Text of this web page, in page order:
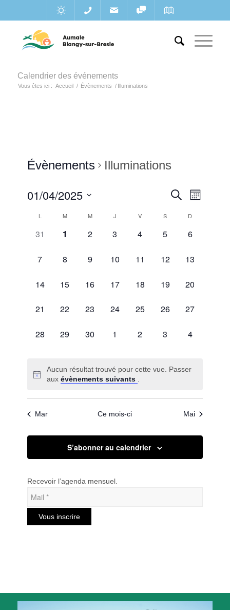
Calendrier des événements
Vous êtes ici : Accueil / Évènements / Illuminations
Évènements Illuminations
vues
Recherche
de
Mois
01/04/2025
date.
Calendrier
de
L M M J V S D
0
31
0
1
0
2
0
3
0
4
0
5
0
6
0
7
0
8
0
9
0
10
0
11
0
12
0
13
0
14
0
15
0
16
0
17
0
18
0
19
0
20
0
21
0
22
0
23
0
24
0
25
0
26
0
27
0
28
0
29
0
30
0
1
0
2
0
3
0
4
Aucun résultat trouvé pour cette vue. Passer
aux évènements suivants
Mar Ce mois-ci Mai
S’abonner au calendrier
Recevoir l’agenda mensuel.